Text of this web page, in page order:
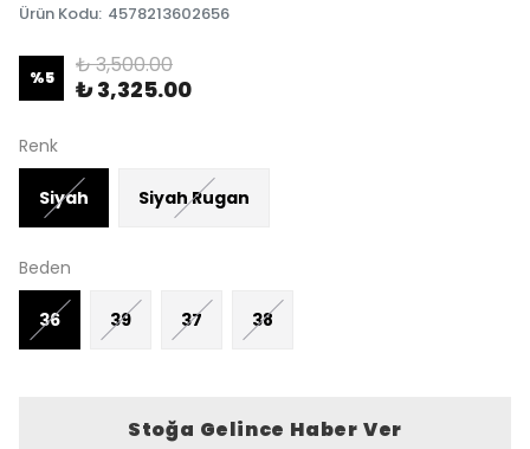
Ürün Kodu: 4578213602656
%5 ₺ 3,500.00
₺ 3,325.00
Renk
Siyah Siyah Rugan
Beden
36 39 37 38
Stoğa Gelince Haber Ver